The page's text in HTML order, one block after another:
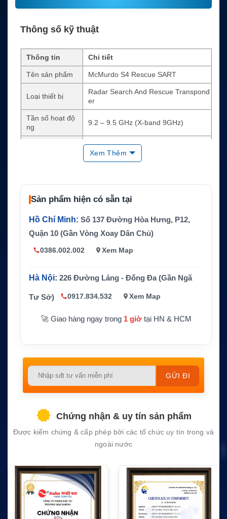
Thông số kỹ thuật
Thông tin Chi tiết
Tên sản phẩm McMurdo S4 Rescue SART
Loại thiết bị
Radar Search And Rescue Transpond
er
Tần số hoạt độ
ng
9.2 – 9.5 GHz (X-band 9GHz)
IMO / GMDSS
by
Thời gian phát t
ín hiệu
≥ 8 giờ
Ứng dụng
Cứu nạn hàng hải, xuồng cứu sinh, tà
u thương mại
Xem Thêm
Sản phẩm hiện có sẵn tại
Hồ Chí Minh: Số 137 Đường Hòa Hưng, P12,
Quận 10 (Gần Vòng Xoay Dân Chủ)
0386.002.002 Xem Map
Hà Nội: 226 Đường Láng - Đống Đa (Gần Ngã
Tư Sở) 0917.834.532 Xem Map
🚀 Giao hàng ngay trong 1 giờtại HN & HCM
Please
empty.
Chứng nhận & uy tín sản phẩm
Được kiểm chứng & cấp phép bởi các tổ chức uy tín trong và
ngoài nước